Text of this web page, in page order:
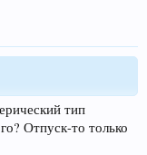
тип
Отпуск-то только